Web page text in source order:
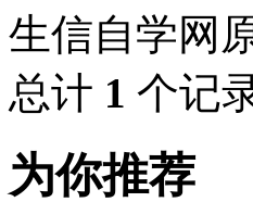
生信自学网
总计 1 个记
为你推荐